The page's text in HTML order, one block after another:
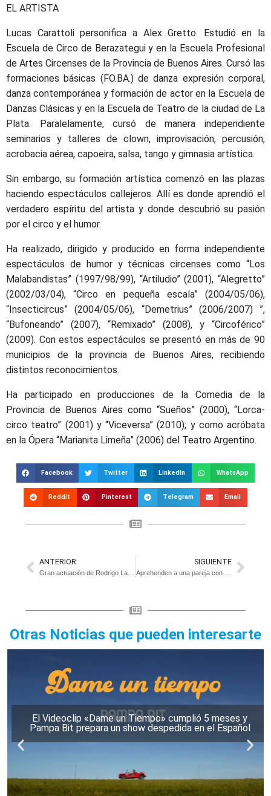
EL ARTISTA
Lucas Carattoli personifica a Alex Gretto. Estudió en la
Escuela de Circo de Berazategui y en la Escuela Profesional
de Artes Circenses de la Provincia de Buenos Aires. Cursó las
formaciones básicas (FO.BA.) de danza expresión corporal,
danza contemporánea y formación de actor en la Escuela de
Danzas Clásicas y en la Escuela de Teatro de la ciudad de La
Plata. Paralelamente, cursó de manera independiente
seminarios y talleres de clown, improvisación, percusión,
acrobacia aérea, capoeira, salsa, tango y gimnasia artística.
Sin embargo, su formación artística comenzó en las plazas
haciendo espectáculos callejeros. Allí es donde aprendió el
verdadero espíritu del artista y donde descubrió su pasión
por el circo y el humor.
Ha realizado, dirigido y producido en forma independiente
espectáculos de humor y técnicas circenses como “Los
Malabandistas” (1997/98/99), “Artiludio” (2001), “Alegretto”
(2002/03/04), “Circo en pequeña escala” (2004/05/06),
“Insecticircus” (2004/05/06), “Demetrius” (2006/2007) ”,
“Bufoneando” (2007), “Remixado” (2008), y “Circoférico”
(2009). Con estos espectáculos se presentó en más de 90
municipios de la provincia de Buenos Aires, recibiendo
distintos reconocimientos.
Ha participado en producciones de la Comedia de la
Provincia de Buenos Aires como “Sueños” (2000), “Lorca-
circo teatro” (2001) y “Viceversa” (2010); y como acróbata
en la Ópera “Marianita Limeña” (2006) del Teatro Argentino.
Facebook Twitter LinkedIn WhatsApp
Reddit Pinterest Telegram Email
ANTERIOR SIGUIENTE
Otras Noticias que pueden interesarte
El Videoclip «Dame un Tiempo» cumplió 5 meses y
Pampa Bit prepara un show despedida en el Español